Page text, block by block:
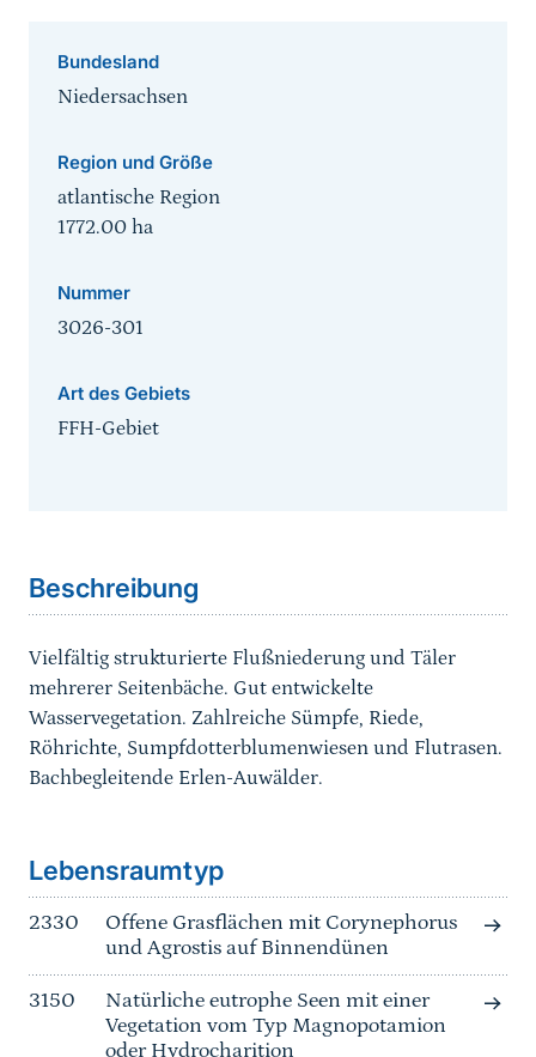
Bundesland
Niedersachsen
Region und Größe
atlantische Region
1772.00 ha
Nummer
3026-301
Art des Gebiets
FFH-Gebiet
Beschreibung
Vielfältig strukturierte Flußniederung und Täler
mehrerer Seitenbäche. Gut entwickelte
Wasservegetation. Zahlreiche Sümpfe, Riede,
Röhrichte, Sumpfdotterblumenwiesen und Flutrasen.
Bachbegleitende Erlen-Auwälder.
Lebensraumtyp
2330
Offene Grasflächen mit Corynephorus
und Agrostis auf Binnendünen
3150
Natürliche eutrophe Seen mit einer
Vegetation vom Typ Magnopotamion
oder Hydrocharition